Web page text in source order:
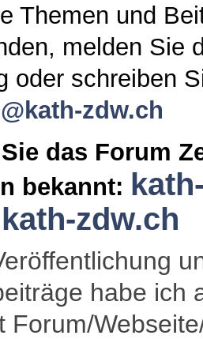
Themen und
melden Sie
oder schreiben
zdw.ch
das Forum
bekannt:
zdw.ch
habe ich
Forum/